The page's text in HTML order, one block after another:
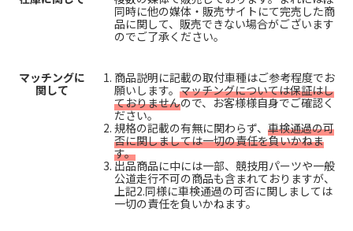
同時に他の媒体・販売サイトにて完売した商
品に関して、販売できない場合がございます
のでご了承ください。
マッチングに
関して
商品説明に記載の取付車種はご参考程度でお
願いします。 マッチングについては保証はし
ておりませんので、お客様様自身でご確認く
ださい。
規格の記載の有無に関わらず、 車検通過の可
否に関しましては一切の責任を負いかねま
す。
出品商品に中には一部、競技用パーツや一般
公道走行不可の商品も含まれておりますが、
上記2.同様に車検通過の可否に関しましては
一切の責任を負いかねます。